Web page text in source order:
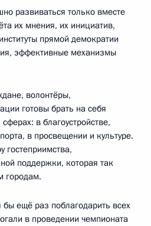
развиваться только вместе
их мнения, их инициатив,
прямой демократии
эффективные механизмы
волонтёры,
готовы брать на себя
в благоустройстве,
в просвещении и культуре.
гостеприимства,
поддержки, которая так
городам.
бы ещё раз поблагодарить всех
в проведении чемпионата